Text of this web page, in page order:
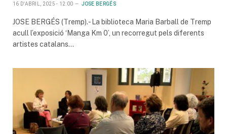
16 D'ABRIL, 2025 - 12:00 JOSE BERGÉS
JOSE BERGÉS (Tremp).- La biblioteca Maria Barball de Tremp
acull l’exposició ‘Manga Km 0’, un recorregut pels diferents
artistes catalans…